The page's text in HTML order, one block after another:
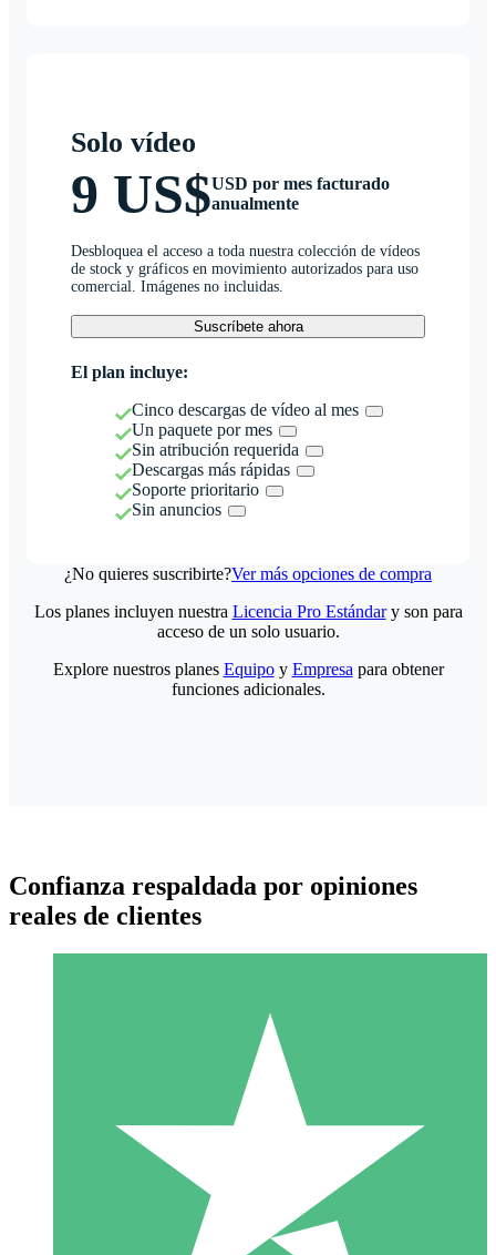
Solo vídeo
9 US$USD por mes facturado
anualmente
Desbloquea el acceso a toda nuestra colección de vídeos
de stock y gráficos en movimiento autorizados para uso
comercial. Imágenes no incluidas.
Suscríbete ahora
El plan incluye:
Cinco descargas de vídeo al mes
Un paquete por mes
Sin atribución requerida
Descargas más rápidas
Soporte prioritario
Sin anuncios
¿No quieres suscribirte?Ver más opciones de compra
Paquetes de Créditos Individuales
Paga según el uso con créditos de descarga. Sin compromiso
10 00
Los planes incluyen nuestra Licencia Pro Estándary son para
acceso de un solo usuario.
Explore nuestros planes Equipoy Empresa para obtener
funciones adicionales.
Confianza respaldada por opiniones
reales de clientes